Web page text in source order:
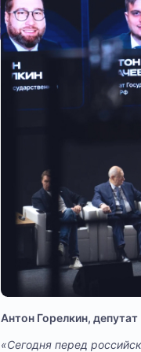
Антон Горелкин,
«Сегодня перед